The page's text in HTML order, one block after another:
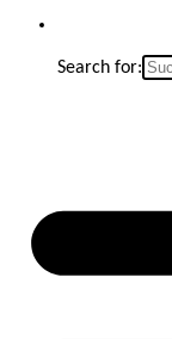
Search for: